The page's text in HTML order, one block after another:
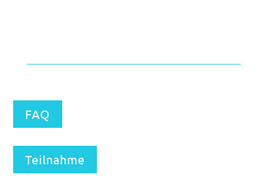
FAQ
Teilnahme